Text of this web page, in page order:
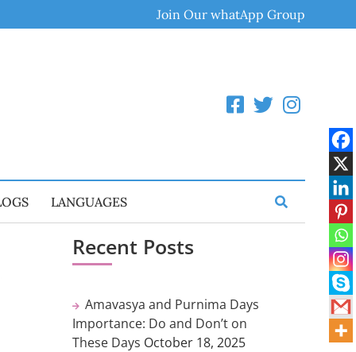
Join Our whatApp Group
LANGUAGES
Recent Posts
Amavasya and Purnima Days
Importance: Do and Don’t on
These Days October 18, 2025